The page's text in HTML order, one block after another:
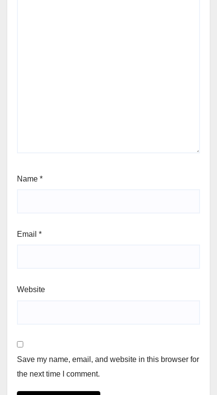
Name *
Email *
Website
Save my name, email, and website in this browser for
the next time I comment.